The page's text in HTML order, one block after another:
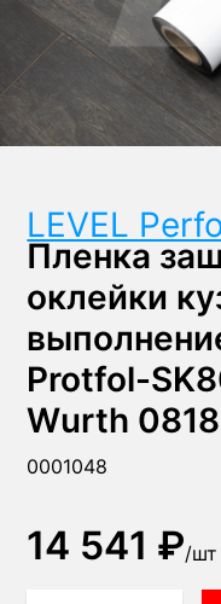
LEVEL
Пленка
оклейки
Protfol-
Wurth
0001048
14 541 ₽/шт